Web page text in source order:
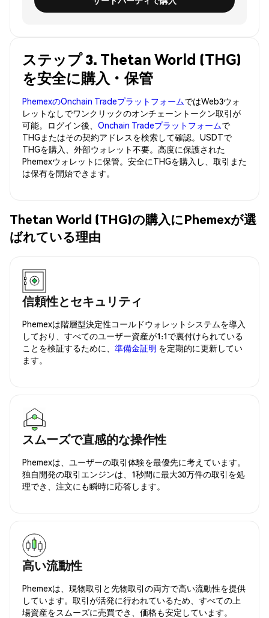
ステップ 3. Thetan World (THG)
を安全に購入・保管
PhemexのOnchain TradeプラットフォームではWeb3ウォ
レットなしでワンクリックのオンチェーントークン取引が
可能。ログイン後、 Onchain Tradeプラットフォームで
THGまたはその契約アドレスを検索して確認。USDTで
THGを購入、外部ウォレット不要。高度に保護された
Phemexウォレットに保管。安全にTHGを購入し、取引また
は保有を開始できます。
Thetan World (THG)の購入にPhemexが選
ばれている理由
信頼性とセキュリティ
Phemexは階層型決定性コールドウォレットシステムを導入
しており、すべてのユーザー資産が1:1で裏付けられている
ことを検証するために、 準備金証明 を定期的に更新してい
ます。
スムーズで直感的な操作性
Phemexは、ユーザーの取引体験を最優先に考えています。
独自開発の取引エンジンは、1秒間に最大30万件の取引を処
理でき、注文にも瞬時に応答します。
高い流動性
Phemexは、現物取引と先物取引の両方で高い流動性を提供
しています。取引が活発に行われているため、すべての上
場資産をスムーズに売買でき、価格も安定しています。